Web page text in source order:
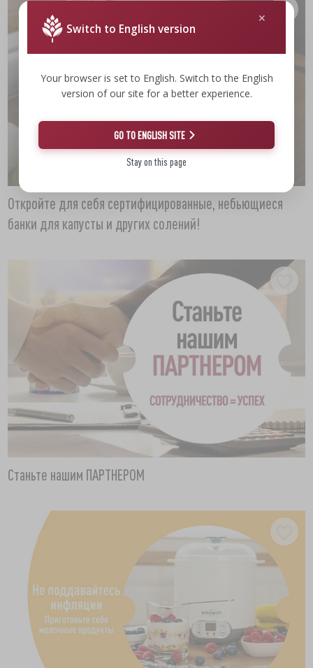
Откройте для себя сертифицированные, небьющиеся
банки для капусты и других солений!
Станьте нашим ПАРТНЕРОМ
Switch to English version
Your browser is set to English. Switch to the English
version of our site for a better experience.
GO TO ENGLISH SITE
Stay on this page